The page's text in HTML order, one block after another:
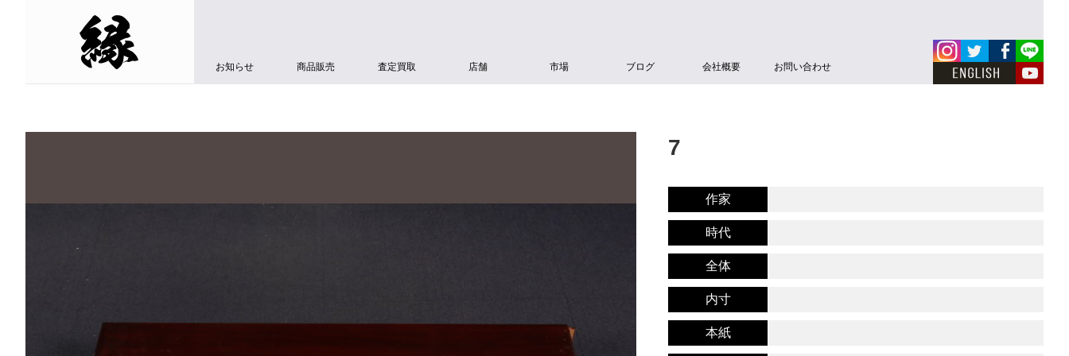
お知らせ 商品販売 査定買取 店舗 市場 ブログ 会社概要 お問い合わせ
7
作家
時代
全体
内寸
本紙